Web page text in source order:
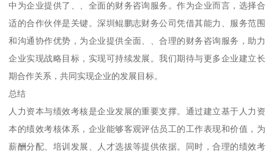
中为企业提供了、、全面的财务咨询服务。作为企业而言，选择合
适的合作伙伴是关键。深圳鲲鹏志财务公司凭借其能力、服务范围
和沟通协作优势，为企业提供全面、、合理的财务咨询服务，助力
企业实现战略目标，实现可持续发展。我们期待与更多企业建立长
期合作关系，共同实现企业的发展目标。
总结
人力资本与绩效考核是企业发展的重要支撑。通过建立基于人力资
本的绩效考核体系，企业能够客观评估员工的工作表现和价值，为
薪酬分配、培训发展、人才选拔等提供依据。同时，合理的绩效考